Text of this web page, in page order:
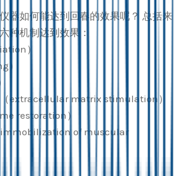
器如何能达到回春的效果呢？ 总括来
种机制达到效果：
）
）
extracellular matrix stimulation）
restoration）
immobilization of muscular